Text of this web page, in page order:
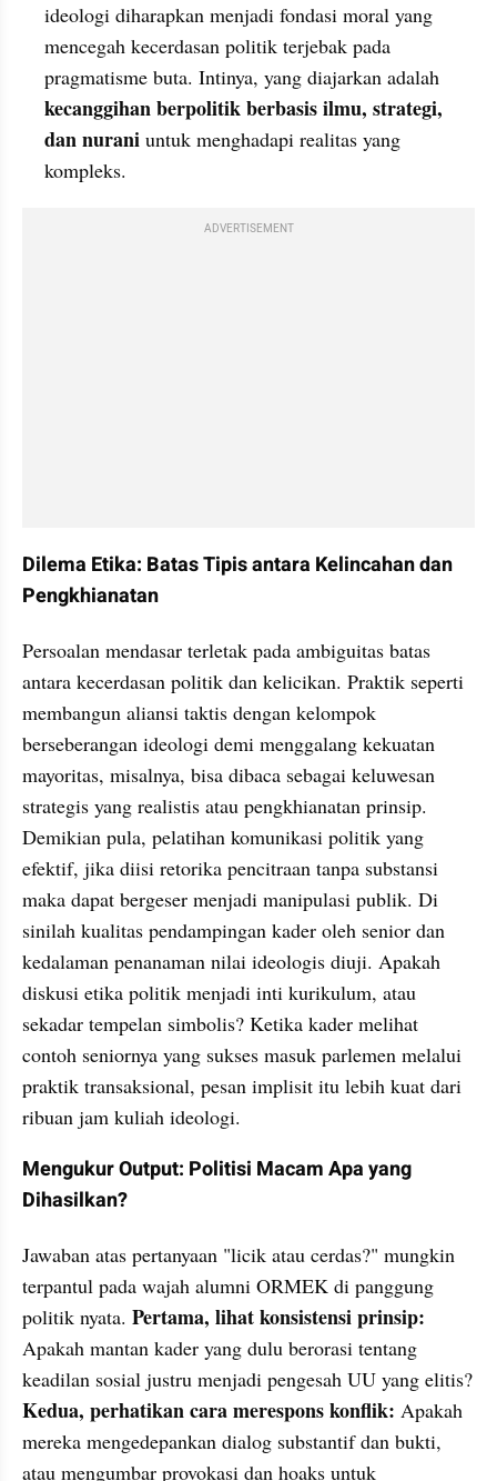
ideologi diharapkan menjadi fondasi moral yang
mencegah kecerdasan politik terjebak pada
kecanggihan berpolitik berbasis ilmu, strategi,
dan nurani untuk menghadapi realitas yang
kompleks.
ADVERTISEMENT
Dilema Etika: Batas Tipis antara Kelincahan dan
Pengkhianatan
Persoalan mendasar terletak pada ambiguitas batas
antara kecerdasan politik dan kelicikan. Praktik seperti
membangun aliansi taktis dengan kelompok
berseberangan ideologi demi menggalang kekuatan
mayoritas, misalnya, bisa dibaca sebagai keluwesan
strategis yang realistis atau pengkhianatan prinsip.
Demikian pula, pelatihan komunikasi politik yang
efektif, jika diisi retorika pencitraan tanpa substansi
maka dapat bergeser menjadi manipulasi publik. Di
sinilah kualitas pendampingan kader oleh senior dan
kedalaman penanaman nilai ideologis diuji. Apakah
diskusi etika politik menjadi inti kurikulum, atau
sekadar tempelan simbolis? Ketika kader melihat
contoh seniornya yang sukses masuk parlemen melalui
praktik transaksional, pesan implisit itu lebih kuat dari
ribuan jam kuliah ideologi.
Mengukur Output: Politisi Macam Apa yang
Dihasilkan?
Jawaban atas pertanyaan "licik atau cerdas?" mungkin
terpantul pada wajah alumni ORMEK di panggung
politik nyata. Pertama, lihat konsistensi prinsip:
Apakah mantan kader yang dulu berorasi tentang
Kedua, perhatikan cara merespons konflik: Apakah
mereka mengedepankan dialog substantif dan bukti,
atau mengumbar provokasi dan hoaks untuk